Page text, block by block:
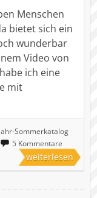
Menschen
bietet sich ein
wunderbar
Video von
ich eine
mit
Sommerkatalog
5 Kommentare
weiterlesen